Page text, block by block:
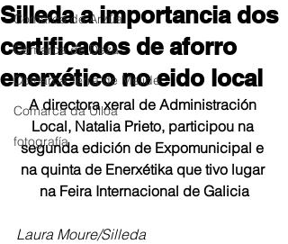
Comarca de Arzúa
Comarca de Deza
Comarca Terra de Melide
Comarca da Ulloa
fotografía
Silleda a importancia dos
certificados de aforro
enerxético no eido local
A directora xeral de Administración
Local, Natalia Prieto, participou na
segunda edición de Expomunicipal e
na quinta de Enerxétika que tivo lugar
na Feira Internacional de Galicia
Laura Moure/Silleda